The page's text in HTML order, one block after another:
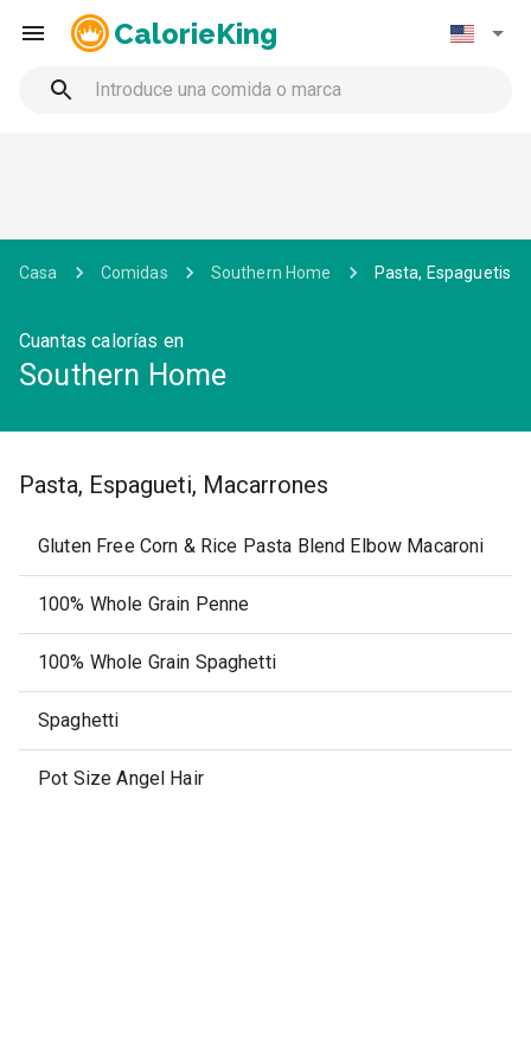
CalorieKing
Casa Comidas Southern Home Pasta, Espaguetis
Cuantas calorías en
Southern Home
Pasta, Espagueti, Macarrones
Gluten Free Corn & Rice Pasta Blend Elbow Macaroni
100% Whole Grain Penne
100% Whole Grain Spaghetti
Spaghetti
Pot Size Angel Hair